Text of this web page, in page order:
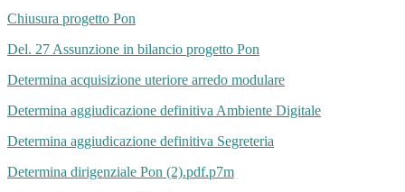
Chiusura progetto Pon
Del. 27 Assunzione in bilancio progetto Pon
Determina acquisizione uteriore arredo modulare
Determina aggiudicazione definitiva Ambiente Digitale
Determina aggiudicazione definitiva Segreteria
Determina dirigenziale Pon (2).pdf.p7m